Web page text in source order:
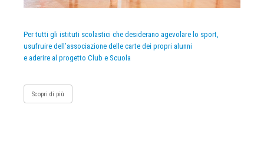
Per tutti gli istituti scolastici che desiderano agevolare lo sport,
usufruire dell’associazione delle carte dei propri alunni
e aderire al progetto Club e Scuola
Scopri di più